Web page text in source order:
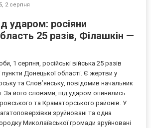
2 серпня
ударом: росіяни
25 разів, Філашкін —
1 серпня, російські війська 25 разів
пункти Донецької області. Є жертви у
та Слов’янську, повідомив начальник
його словами, під ударом опинились
та Краматорського районів. У
зруйновані та одна
Миколаївської громади зруйновані